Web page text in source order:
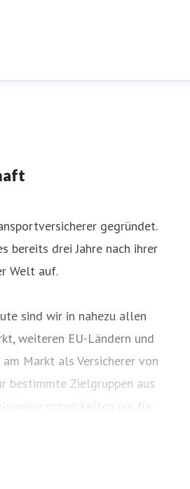
gegründet.
bereits drei Jahre nach ihrer
Welt auf.
sind wir in nahezu allen
weiteren EU-Ländern und
Markt als Versicherer von
bestimmte Zielgruppen aus
entwickelten wir für
Diese tragen
und VALORIMA®.